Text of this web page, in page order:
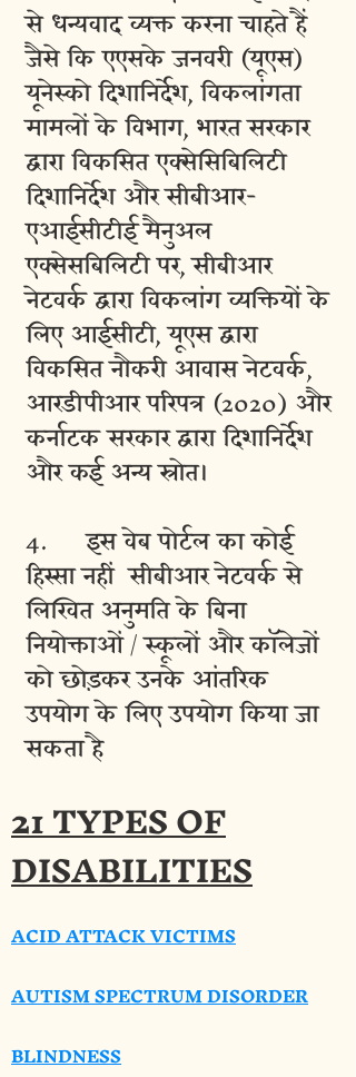
से धन्यवाद व्यक्त करना चाहते हैं
जैसे कि एएसके जनवरी (यूएस)
यूनेस्को दिशानिर्देश, विकलांगता
मामलों के विभाग, भारत सरकार
द्वारा विकसित एक्सेसिबिलिटी
दिशानिर्देश और सीबीआर-
एआईसीटीई मैनुअल
एक्सेसबिलिटी पर, सीबीआर
नेटवर्क द्वारा विकलांग व्यक्तियों के
लिए आईसीटी, यूएस द्वारा
विकसित नौकरी आवास नेटवर्क,
आरडीपीआर परिपत्र (2020) और
कर्नाटक सरकार द्वारा दिशानिर्देश
और कई अन्य स्रोत।
4. इस वेब पोर्टल का कोई
हिस्सा नहीं सीबीआर नेटवर्क से
लिखित अनुमति के बिना
नियोक्ताओं / स्कूलों और कॉलेजों
को छोड़कर उनके आंतरिक
उपयोग के लिए उपयोग किया जा
सकता है
21 TYPES OF
DISABILITIES
ACID ATTACK VICTIMS
AUTISM SPECTRUM DISORDER
BLINDNESS